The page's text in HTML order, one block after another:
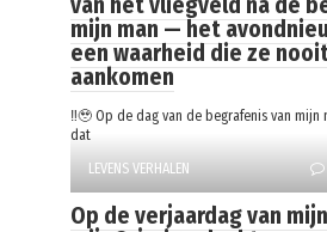
mijn man — het
een waarheid die ze
aankomen
‼️🥹 Op de dag van de begrafenis van
dat
LEVENS VERHALEN
Op de verjaardag van